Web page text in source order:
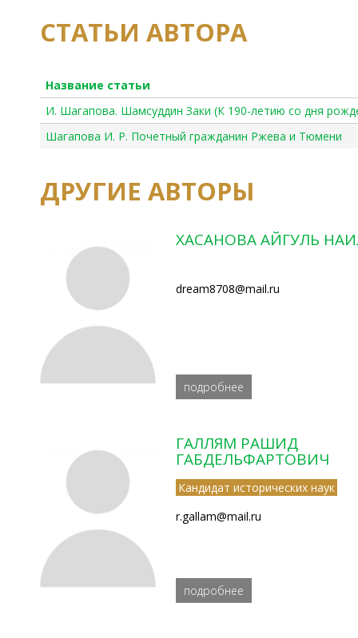
СТАТЬИ АВТОРА
Название статьи
И. Шагапова. Шамсуддин Заки (К 190-летию со дня
Шагапова И. Р. Почетный гражданин Ржева и Тюмени
ДРУГИЕ АВТОРЫ
ХАСАНОВА АЙГУЛЬ
dream8708@mail.ru
подробнее
ГАЛЛЯМ РАШИД
ГАБДЕЛЬФАРТОВИЧ
Кандидат исторических наук
r.gallam@mail.ru
подробнее